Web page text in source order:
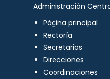
Administración
Página principal
Rectoría
Secretarios
Direcciones
Coordinaciones